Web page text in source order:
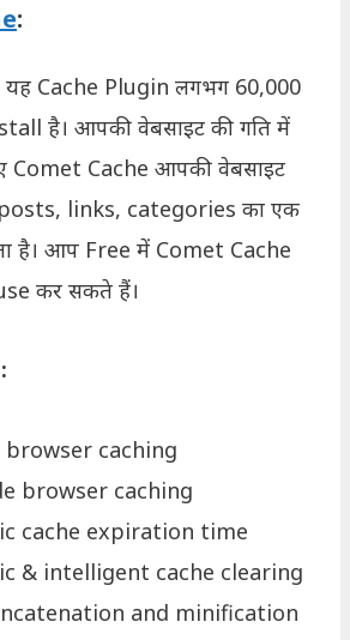
:
Cache Plugin लगभग 60,000
है। आपकी वेबसाइट की गति में
Comet Cache आपकी वेबसाइट
links, categories का एक
है। आप Free में Comet Cache
कर सकते हैं।
browser caching
browser caching
cache expiration time
& intelligent cache clearing
and minification